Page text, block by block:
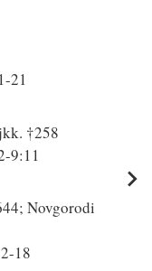
21
†258
9:11
Novgorodi
18